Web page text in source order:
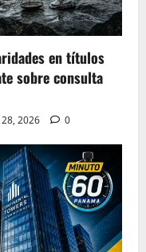
en títulos
sobre consulta
2026 0